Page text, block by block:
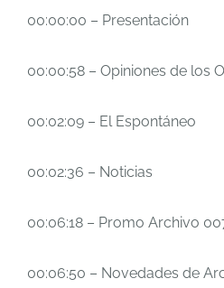
00:00:00 – Presentación
00:00:58 – Opiniones de los
00:02:09 – El Espontáneo
00:02:36 – Noticias
00:06:18 – Promo Archivo
00:06:50 – Novedades de